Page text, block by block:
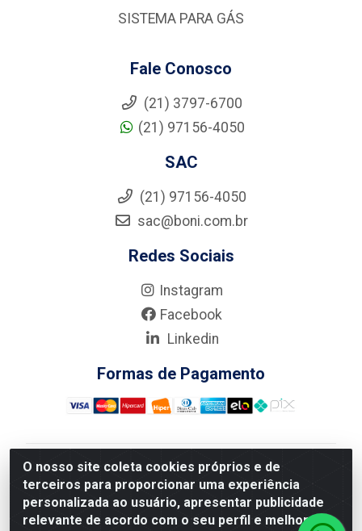
O nosso site coleta cookies próprios e de
terceiros para proporcionar uma experiência
personalizada ao usuário, apresentar publicidade
relevante de acordo com o seu perfil e melhorar a
SISTEMA PARA GÁS
Fale Conosco
(21) 3797-6700
(21) 97156-4050
SAC
(21) 97156-4050
sac@boni.com.br
Redes Sociais
Instagram
Facebook
Linkedin
Formas de Pagamento
Nova Boni Distribuidora de Material de Construção LTDA
- Rua Alice Tibiriçá, 330 - Vila Da Penha, Rio de
Janeiro/RJ - CEP: 21.210-110 - CNPJ: 11.003.135/0001-
27